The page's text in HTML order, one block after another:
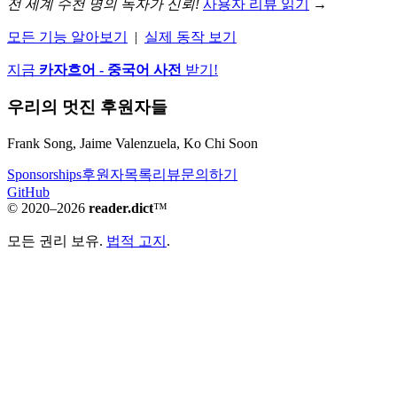
전 세계 수천 명의 독자가 신뢰! 사용자 리뷰 읽기 →
모든 기능 알아보기 | 실제 동작 보기
지금 카자흐어 - 중국어 사전 받기!
우리의 멋진 후원자들
Frank Song, Jaime Valenzuela, Ko Chi Soon
Sponsorships후원자목록리뷰문의하기
GitHub
© 2020–2026 reader.dict™
모든 권리 보유. 법적 고지 .